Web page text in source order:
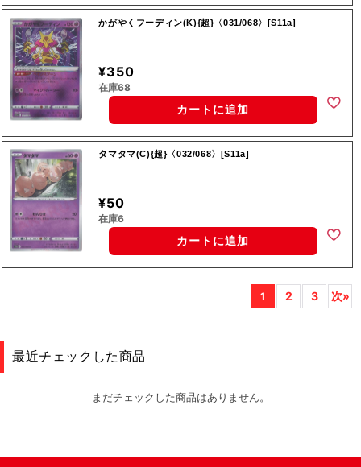
かがやくフーディン(K){超}〈031/068〉[S11a]
¥350
在庫68
カートに追加
タマタマ(C){超}〈032/068〉[S11a]
¥50
在庫6
カートに追加
1 2 3 次»
最近チェックした商品
まだチェックした商品はありません。